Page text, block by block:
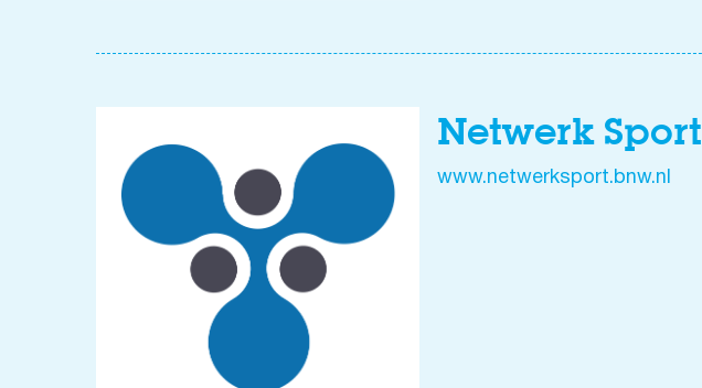
Netwerk Sport
www.netwerksport.bnw.nl